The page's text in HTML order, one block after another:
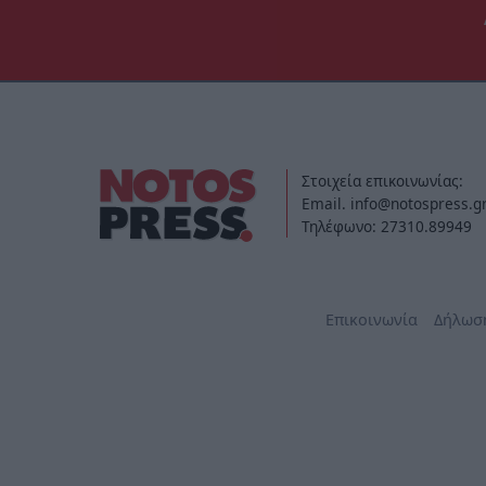
Στοιχεία επικοινωνίας:
Email. info@notospress.gr
Τηλέφωνο: 27310.89949
Επικοινωνία